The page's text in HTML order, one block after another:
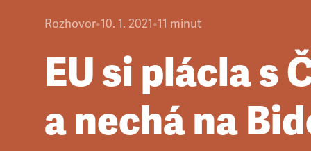
Rozhovor•10. 1. 2021•11 minut
EU si plácla s
a nechá na